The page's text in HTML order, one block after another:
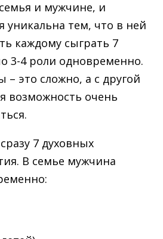
и мужчине, и
тем, что в ней
каждому сыграть 7
3-4 роли одновременно.
– это сложно, а с другой
возможность очень
7 духовных
В семье мужчина